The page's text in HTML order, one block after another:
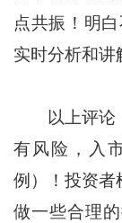
点共振！明
实时分析和讲
以上评论，
有风险，入
例）！投资者
做一些合理